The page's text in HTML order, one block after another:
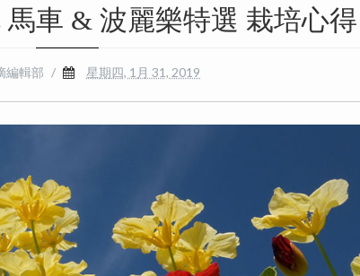
車 & 波麗樂特選 栽培心得
編輯部 / 星期四, 1月 31, 2019